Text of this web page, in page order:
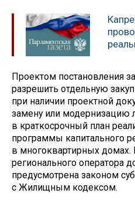
Проектом постановления
разрешить отдельную
при наличии проектной
замену или модернизацию
в краткосрочный план
программы капитального
в многоквартирных домах.
регионального оператора
предусмотрена законом
с Жилищным кодексом.